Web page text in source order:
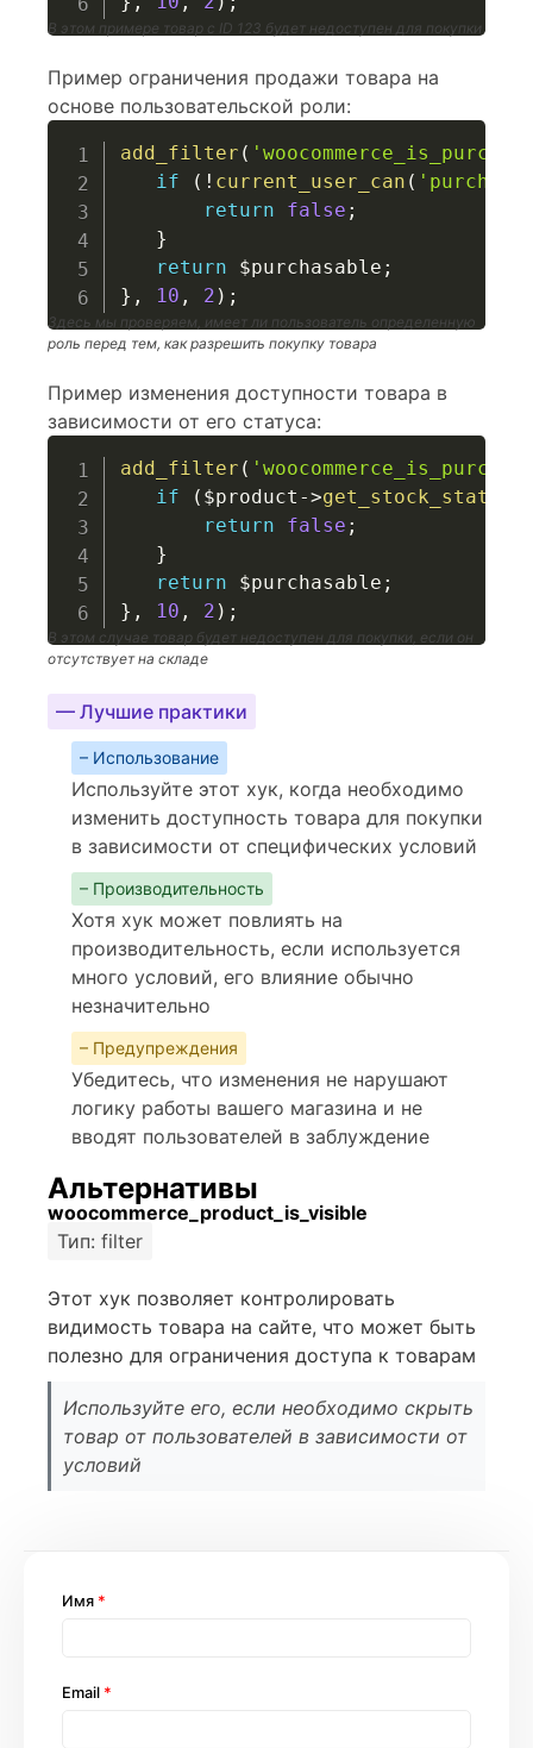
В этом примере товар с ID 123 будет недоступен для покупки
Пример ограничения продажи товара на
основе пользовательской роли:
add_filter (
if
( ! current_user_can (
return
false ;
}
return
$purchasable ;
} , 10 , 2 ) ;
Здесь мы проверяем, имеет ли пользователь определенную
роль перед тем, как разрешить покупку товара
Пример изменения доступности товара в
зависимости от его статуса:
add_filter (
if
( $product ->get_stock_status
return
false ;
}
return
$purchasable ;
} , 10 , 2 ) ;
В этом случае товар будет недоступен для покупки, если он
отсутствует на складе
— Лучшие практики
– Использование
Используйте этот хук, когда необходимо
изменить доступность товара для покупки
в зависимости от специфических условий
– Производительность
Хотя хук может повлиять на
производительность, если используется
много условий, его влияние обычно
незначительно
– Предупреждения
Убедитесь, что изменения не нарушают
логику работы вашего магазина и не
вводят пользователей в заблуждение
Альтернативы
woocommerce_product_is_visible
Тип: filter
Этот хук позволяет контролировать
видимость товара на сайте, что может быть
полезно для ограничения доступа к товарам
Используйте его, если необходимо скрыть
товар от пользователей в зависимости от
условий
Имя *
Email *